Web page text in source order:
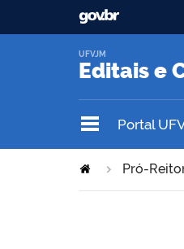
Editais e
UFVJM
Portal
Pró-